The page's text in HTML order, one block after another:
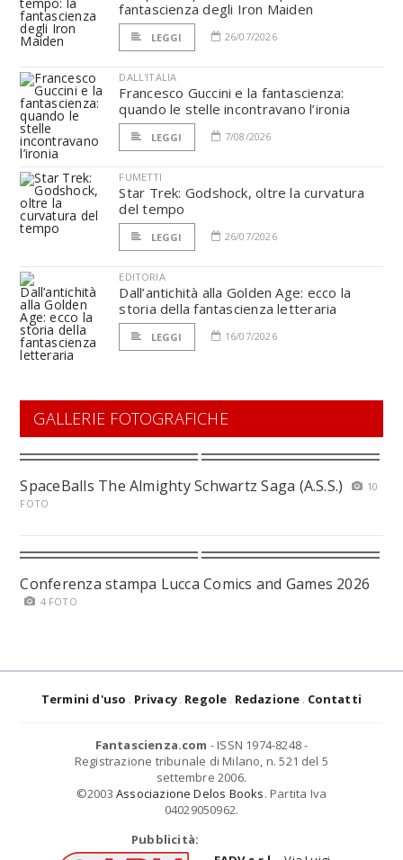
fantascienza degli Iron Maiden
LEGGI 26/07/2026
DALL'ITALIA
Francesco Guccini e la fantascienza:
quando le stelle incontravano l’ironia
LEGGI 7/08/2026
FUMETTI
Star Trek: Godshock, oltre la curvatura
del tempo
LEGGI 26/07/2026
EDITORIA
Dall’antichità alla Golden Age: ecco la
storia della fantascienza letteraria
LEGGI 16/07/2026
GALLERIE FOTOGRAFICHE
SpaceBalls The Almighty Schwartz Saga (A.S.S.)
10
FOTO
Conferenza stampa Lucca Comics and Games 2026
4 FOTO
Termini d'uso Privacy Regole Redazione Contatti
Fantascienza.com - ISSN 1974-8248 -
Registrazione tribunale di Milano, n. 521 del 5
settembre 2006.
©2003 Associazione Delos Books. Partita Iva
04029050962.
Pubblicità: